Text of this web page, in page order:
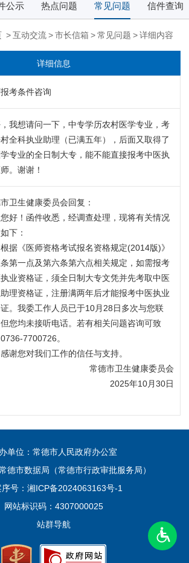
公示 热点问题 常见问题 信件查询
> 互动交流 > 市长信箱 > 常见问题 > 详细内容
详细信息
考条件咨询
我想请问一下，中专学历农村医学专业，考
全科执业助理（已满五年），后面又取得了
专业的全日制大专，能不能直接报考中医执
。谢谢！
卫生健康委员会回复：
您好！函件收悉，经调查处理，现将有关情况
下：
根据《医师资格考试报名资格规定(2014版)》
第一点及第六条第六点相关规定，如需报考
业资格证，须全日制大专文凭并先考取中医
理资格证，注册满两年后才能报考中医执业
。我委工作人员已于10月28日多次与您联
您均未接听电话。若有相关问题咨询可致
7700726。
感谢您对我们工作的信任与支持。
常德市卫生健康委员会
2025年10月30日
单位：常德市人民政府办公室
德市数据局（常德市行政审批服务局）
号： 湘ICP备2024063163号-1
网站标识码：4307000025
站群导航